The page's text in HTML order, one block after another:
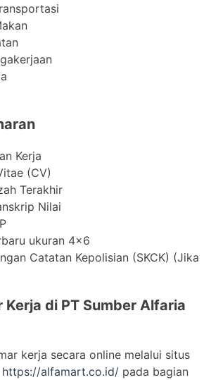
Kerja
(CV)
Terakhir
Nilai
ukuran 4×6
Catatan Kepolisian (SKCK) (Jika
Kerja di PT Sumber Alfaria
kerja secara online melalui situs
https://alfamart.co.id/ pada bagian